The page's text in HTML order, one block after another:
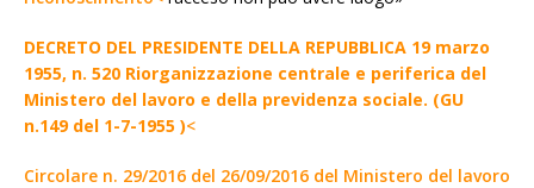
DECRETO DEL PRESIDENTE DELLA REPUBBLICA 19 marzo
1955, n. 520 Riorganizzazione centrale e periferica del
Ministero del lavoro e della previdenza sociale. (GU
n.149 del 1-7-1955 )<
Circolare n. 29/2016 del 26/09/2016 del Ministero del lavoro